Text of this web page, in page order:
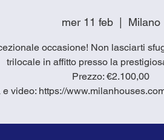
mer 11 feb
  |
Milano
occasione! Non lasciarti
trilocale in affitto presso la
Prezzo: €2.100,00
video: https://